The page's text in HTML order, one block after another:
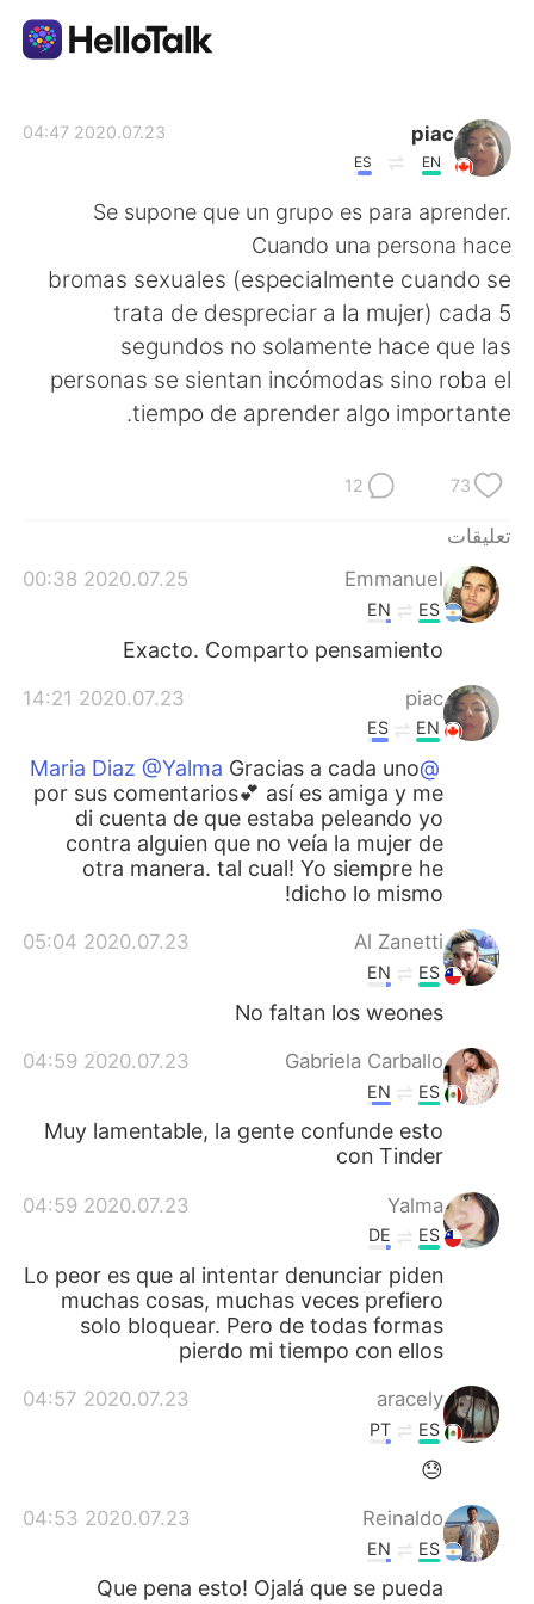
简体中文
Español
Indonesia Italiano
Português
piac
EN
ES
2020.07.23 04:47
Se supone que un grupo es para aprender.
Cuando una persona hace
bromas sexuales (especialmente cuando se
trata de despreciar a la mujer) cada 5
segundos no solamente hace que las
personas se sientan incómodas sino roba el
tiempo de aprender algo importante.
73
12
تعليقات
Emmanuel
2020.07.25 00:38
ES
EN
Exacto. Comparto pensamiento
piac
2020.07.23 14:21
EN
ES
@Maria Diaz @Yalma
Gracias a cada uno
por sus comentarios💕 así es amiga y me
di cuenta de que estaba peleando yo
contra alguien que no veía la mujer de
otra manera. tal cual! Yo siempre he
dicho lo mismo!
Al Zanetti
2020.07.23 05:04
ES
EN
No faltan los weones
Gabriela Carballo
2020.07.23 04:59
ES
EN
Muy lamentable, la gente confunde esto
con Tinder
Yalma
2020.07.23 04:59
ES
DE
Lo peor es que al intentar denunciar piden
muchas cosas, muchas veces prefiero
solo bloquear. Pero de todas formas
pierdo mi tiempo con ellos
aracely
2020.07.23 04:57
ES
PT
😓
Reinaldo
2020.07.23 04:53
ES
EN
Que pena esto! Ojalá que se pueda